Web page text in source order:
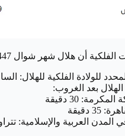
سيولد مباشرة بعد الاقتران يوم الخميس 29 رمضان 1447هـ، الموافق 19 مارس 2026.
للولادة الفلكية للهلال: الساعة 03:25 فجراً بتوقيت
بعد الغروب:
30 دقيقة
35 دقيقة
المدن العربية والإسلامية: تتراوح بين 11